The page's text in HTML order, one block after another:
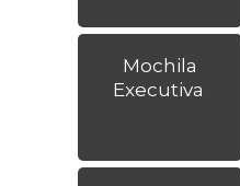
Mochila
Executiva